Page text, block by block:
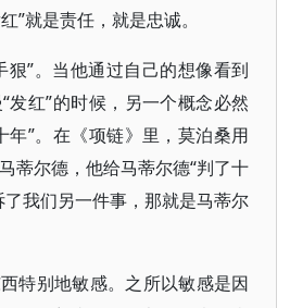
”就是责任，就是忠诚。
狠”。当他通过自己的想像看到
发红”的时候，另一个概念必然
年”。在《项链》里，莫泊桑用
蒂尔德，他给马蒂尔德“判了十
我们另一件事，那就是马蒂尔
特别地敏感。之所以敏感是因